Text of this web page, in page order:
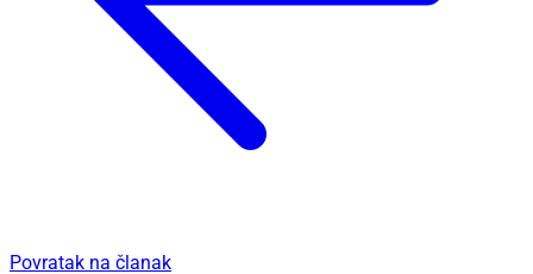
Povratak na članak